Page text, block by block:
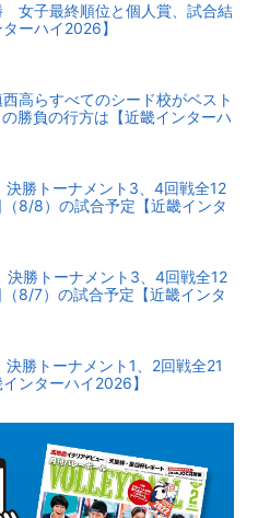
女子最終順位と個人賞、試合結
ーハイ2026】
高らすべてのシード校がベスト
勝負の行方は【近畿インターハ
勝トーナメント3、4回戦全12
8/8）の試合予定【近畿インタ
勝トーナメント3、4回戦全12
8/7）の試合予定【近畿インタ
勝トーナメント1、2回戦全21
ンターハイ2026】